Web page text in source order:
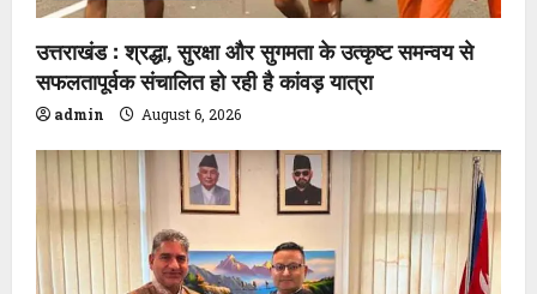
उत्तराखंड : श्रद्धा, सुरक्षा और सुगमता के उत्कृष्ट समन्वय से
सफलतापूर्वक संचालित हो रही है कांवड़ यात्रा
admin August 6, 2026